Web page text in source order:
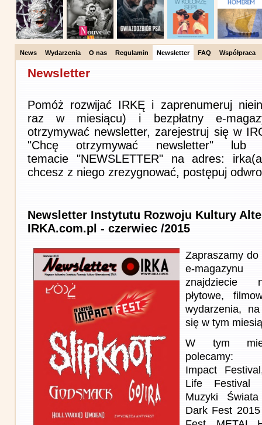
News Wydarzenia O nas Regulamin Newsletter FAQ Współpraca
Newsletter
Pomóż rozwijać IRKĘ i zaprenumeruj
raz w miesiącu) i bezpłatny e-
otrzymywać newsletter, zarejestruj się w
"Chcę otrzymywać newsletter"
temacie "NEWSLETTER" na adres:
chcesz z niego zrezygnować, postępuj
Newsletter Instytutu Rozwoju Kultury
IRKA.com.pl - czerwiec /2015
Zapraszamy
e-
znajdziecie
płytowe,
wydarzenia,
się w tym
W tym
polecamy:
Impact
Life Festival
Muzyki
Dark Fest